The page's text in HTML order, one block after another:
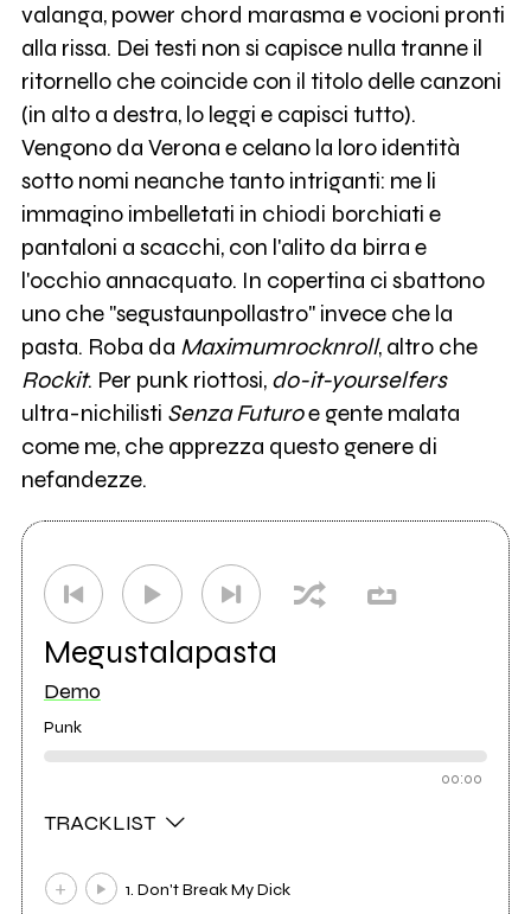
valanga, power chord marasma e vocioni pronti
alla rissa. Dei testi non si capisce nulla tranne il
ritornello che coincide con il titolo delle canzoni
(in alto a destra, lo leggi e capisci tutto).
Vengono da Verona e celano la loro identità
sotto nomi neanche tanto intriganti: me li
immagino imbelletati in chiodi borchiati e
pantaloni a scacchi, con l'alito da birra e
l'occhio annacquato. In copertina ci sbattono
uno che "segustaunpollastro" invece che la
pasta. Roba da Maximumrocknroll, altro che
Rockit. Per punk riottosi, do-it-yourselfers
ultra-nichilisti Senza Futuroe gente malata
come me, che apprezza questo genere di
nefandezze.
Megustalapasta
Demo
Punk
00:00
TRACKLIST
1. Don't Break My Dick